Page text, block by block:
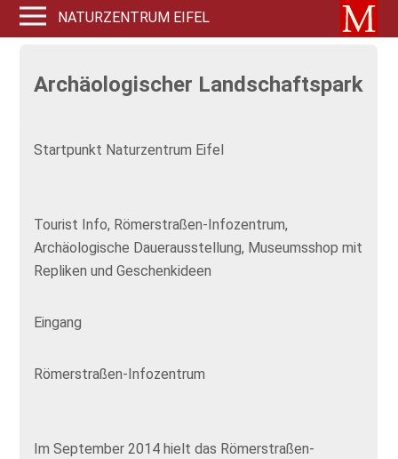
NATURZENTRUM EIFEL
Archäologischer Landschaftspark
Startpunkt Naturzentrum Eifel
Tourist Info, Römerstraßen-Infozentrum,
Archäologische Dauerausstellung, Museumsshop mit
Repliken und Geschenkideen
Eingang
Römerstraßen-Infozentrum
Im September 2014 hielt das Römerstraßen-